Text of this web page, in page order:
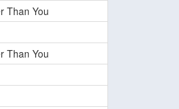
Than You
Than You